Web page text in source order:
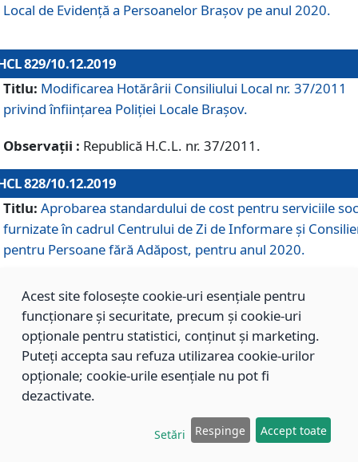
Local de Evidenţă a Persoanelor Braşov pe anul 2020.
829/10.12.2019
Titlu: Modificarea Hotărârii Consiliului Local nr. 37/2011
privind înființarea Poliției Locale Brașov.
Observații : Republică H.C.L. nr. 37/2011.
828/10.12.2019
Titlu: Aprobarea standardului de cost pentru serviciile
furnizate în cadrul Centrului de Zi de Informare și
pentru Persoane fără Adăpost, pentru anul 2020.
827/10.12.2019
Aprobarea standardului de cost pentru serviciile
furnizate în cadrul Centrului Rezidențial pentru Persoane
Adăpost, pentru anul 2020.
Aprobarea standardului de cost pentru serviciile
Acest site folosește cookie-uri esențiale pentru
funcționare și securitate, precum și cookie-uri
opționale pentru statistici, conținut și marketing.
Puteți accepta sau refuza utilizarea cookie-urilor
opționale; cookie-urile esențiale nu pot fi
dezactivate.
Setări Respinge Accept toate